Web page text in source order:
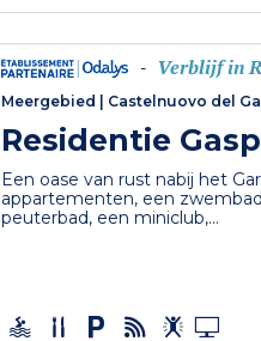
- Verblijf in
Meergebied Castelnuovo del
Residentie
Een oase van rust nabij het
appartementen, een
peuterbad, een miniclub,...